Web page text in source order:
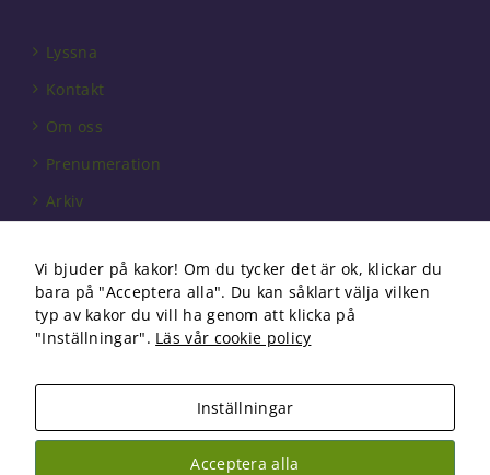
Lyssna
Kontakt
Om oss
Prenumeration
Arkiv
Förbundet
Om cookies
Copyright 2026 Fysioterapi | All Rights Reserved
Vi bjuder på kakor! Om du tycker det är ok, klickar du
bara på "Acceptera alla". Du kan såklart välja vilken
typ av kakor du vill ha genom att klicka på
"Inställningar". Läs vår cookie policy
Inställningar
Acceptera alla